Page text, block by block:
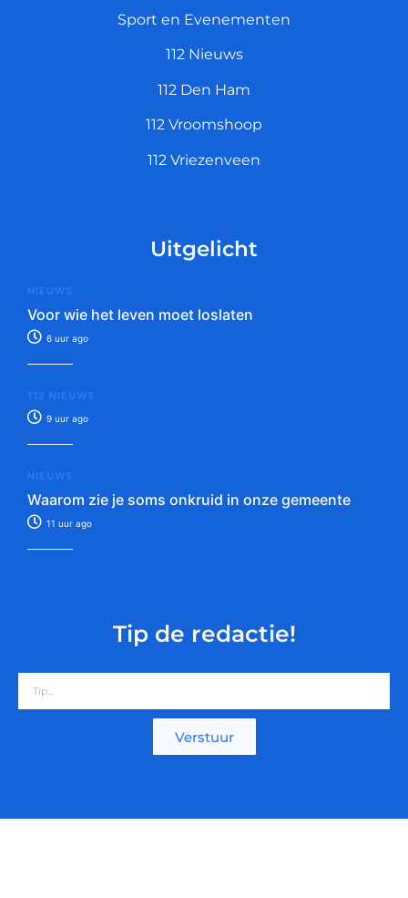
Sport en Evenementen
112 Nieuws
112 Den Ham
112 Vroomshoop
112 Vriezenveen
Uitgelicht
NIEUWS
Voor wie het leven moet loslaten
6 uur ago
112 NIEUWS
9 uur ago
NIEUWS
Waarom zie je soms onkruid in onze gemeente
11 uur ago
Tip de redactie!
Verstuur